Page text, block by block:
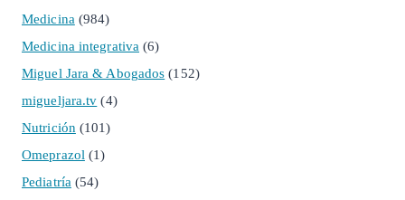
Medicina (984)
Medicina integrativa (6)
Miguel Jara & Abogados (152)
migueljara.tv (4)
Nutrición (101)
Omeprazol (1)
Pediatría (54)